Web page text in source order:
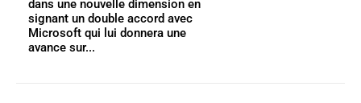
dans une nouvelle dimension en
signant un double accord avec
Microsoft qui lui donnera une
avance sur...